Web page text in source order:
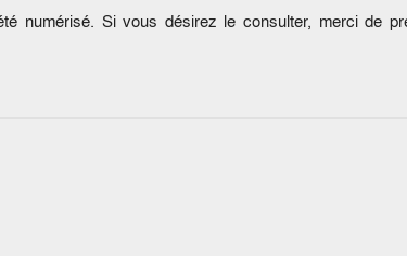
numérisé. Si vous désirez le consulter, merci de